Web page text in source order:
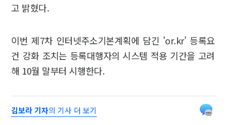
고 밝혔다.
이번 제7차 인터넷주소기본계획에 담긴 'or.kr' 등록요
건 강화 조치는 등록대행자의 시스템 적용 기간을 고려
해 10월 말부터 시행한다.
김보라 기자의 기사 더 보기